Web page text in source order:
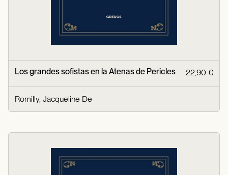
Los grandes sofistas en la Atenas de Pericles 22,90 €
Romilly, Jacqueline De